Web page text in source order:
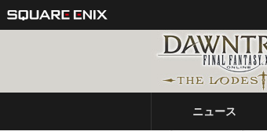
ニュース